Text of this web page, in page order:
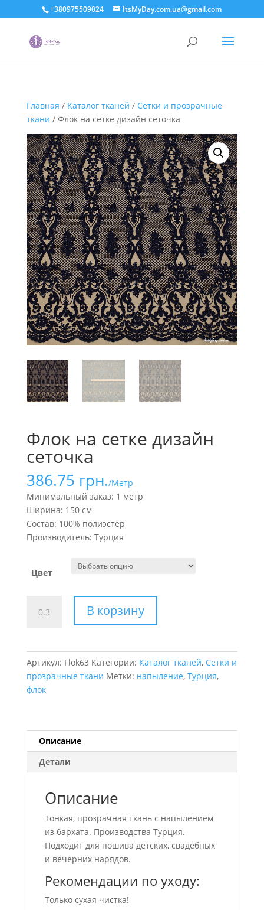
+380975509024 ItsMyDay.com.ua@gmail.com
Главная / Каталог тканей / Сетки и прозрачные
ткани / Флок на сетке дизайн сеточка
Флок на сетке дизайн
сеточка
386.75 грн./Метр
Минимальный заказ: 1 метр
Ширина: 150 см
Состав: 100% полиэстер
Производитель: Турция
Цвет
товара
дизайн
сеточка
В корзину
Артикул: Flok63 Категории: Каталог тканей, Сетки и
прозрачные ткани Метки: напыление, Турция,
флок
Описание
Детали
Описание
Тонкая, прозрачная ткань с напылением
из бархата. Производства Турция.
Подходит для пошива детских, свадебных
и вечерних нарядов.
Рекомендации по уходу:
Только сухая чистка!